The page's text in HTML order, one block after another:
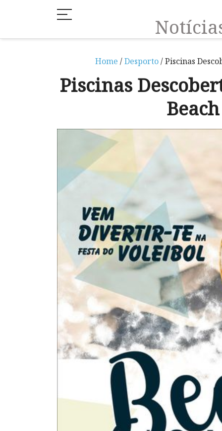
Home /Desporto/ Piscinas
Piscinas